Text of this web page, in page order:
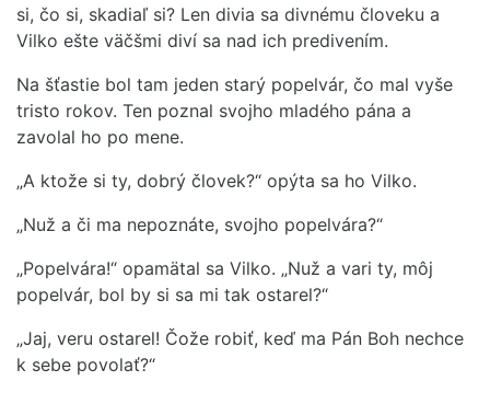
si, čo si, skadiaľ si? Len divia sa divnému človeku a
Vilko ešte väčšmi diví sa nad ich predivením.
Na šťastie bol tam jeden starý popelvár, čo mal vyše
tristo rokov. Ten poznal svojho mladého pána a
zavolal ho po mene.
„A ktože si ty, dobrý človek?“ opýta sa ho Vilko.
„Nuž a či ma nepoznáte, svojho popelvára?“
„Popelvára!“ opamätal sa Vilko. „Nuž a vari ty, môj
popelvár, bol by si sa mi tak ostarel?“
„Jaj, veru ostarel! Čože robiť, keď ma Pán Boh nechce
k sebe povolať?“